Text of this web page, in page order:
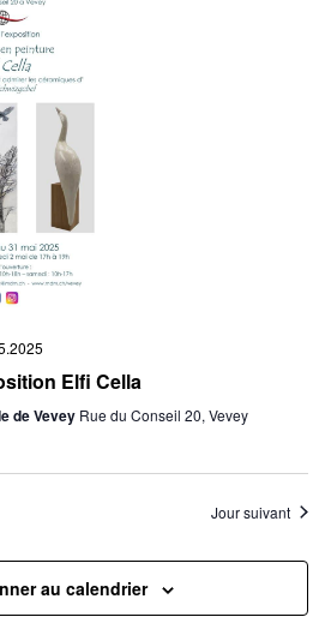
Elfi Cella
de Vevey Rue du Conseil 20, Vevey
Jour suivant
au calendrier